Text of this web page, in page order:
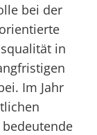
bei der
in
Im Jahr